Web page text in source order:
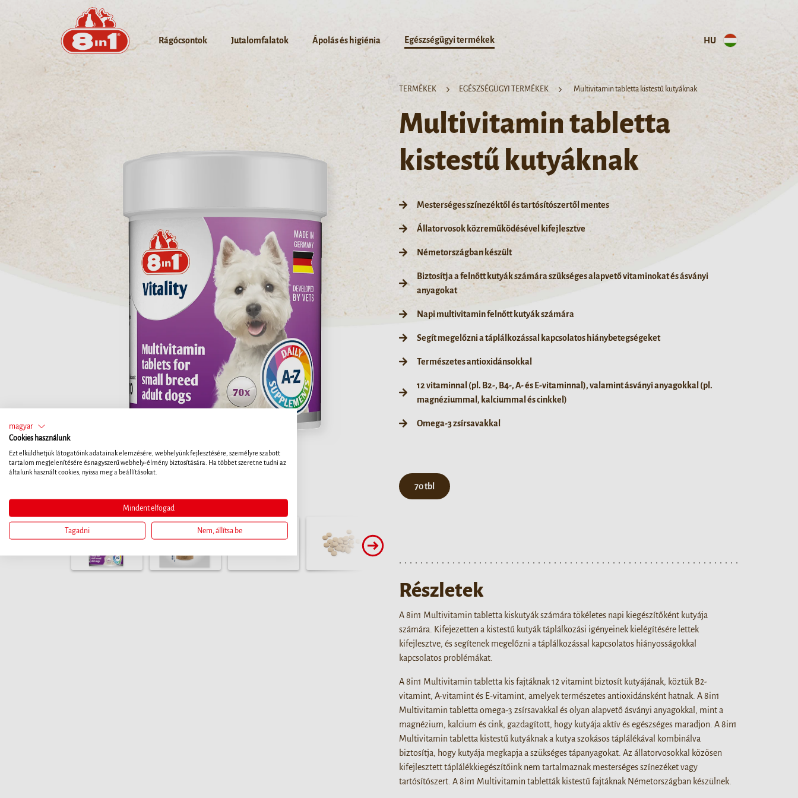
Rágócsontok Jutalomfalatok Ápolás és higiénia Egészségügyi termékek HU
TERMÉKEK EGÉSZSÉGÜGYI TERMÉKEK Multivitamin tabletta kistestű kutyáknak
Multivitamin tabletta
kistestű kutyáknak
Mesterséges színezéktől és tartósítószertől mentes
Állatorvosok közreműködésével kifejlesztve
Németországban készült
Biztosítja a felnőtt kutyák számára szükséges alapvető vitaminokat és ásványi
anyagokat
Napi multivitamin felnőtt kutyák számára
Segít megelőzni a táplálkozással kapcsolatos hiánybetegségeket
Természetes antioxidánsokkal
12 vitaminnal (pl. B2-, B4-, A- és E-vitaminnal), valamint ásványi anyagokkal (pl.
magnéziummal, kalciummal és cinkkel)
Omega-3 zsírsavakkal
70 tbl
Részletek
A 8in1 Multivitamin tabletta kiskutyák számára tökéletes napi kiegészítőként kutyája
számára. Kifejezetten a kistestű kutyák táplálkozási igényeinek kielégítésére lettek
kifejlesztve, és segítenek megelőzni a táplálkozással kapcsolatos hiányosságokkal
kapcsolatos problémákat.
A 8in1 Multivitamin tabletta kis fajtáknak 12 vitamint biztosít kutyájának, köztük B2-
vitamint, A-vitamint és E-vitamint, amelyek természetes antioxidánsként hatnak. A 8in1
Multivitamin tabletta omega-3 zsírsavakkal és olyan alapvető ásványi anyagokkal, mint a
magnézium, kalcium és cink, gazdagított, hogy kutyája aktív és egészséges maradjon. A 8in1
Multivitamin tabletta kistestű kutyáknak a kutya szokásos táplálékával kombinálva
biztosítja, hogy kutyája megkapja a szükséges tápanyagokat. Az állatorvosokkal közösen
kifejlesztett táplálékkiegészítőink nem tartalmaznak mesterséges színezéket vagy
tartósítószert. A 8in1 Multivitamin tabletták kistestű fajtáknak Németországban készülnek.
magyar
Cookies használunk
Ezt elküldhetjük látogatóink adatainak elemzésére, webhelyünk fejlesztésére, személyre szabott
tartalom megjelenítésére és nagyszerű webhely-élmény biztosítására. Ha többet szeretne tudni az
általunk használt cookies, nyissa meg a beállításokat.
Mindent elfogad
Tagadni Nem, állítsa be